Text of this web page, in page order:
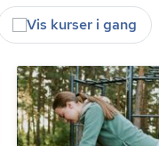
Vis kurser i gang